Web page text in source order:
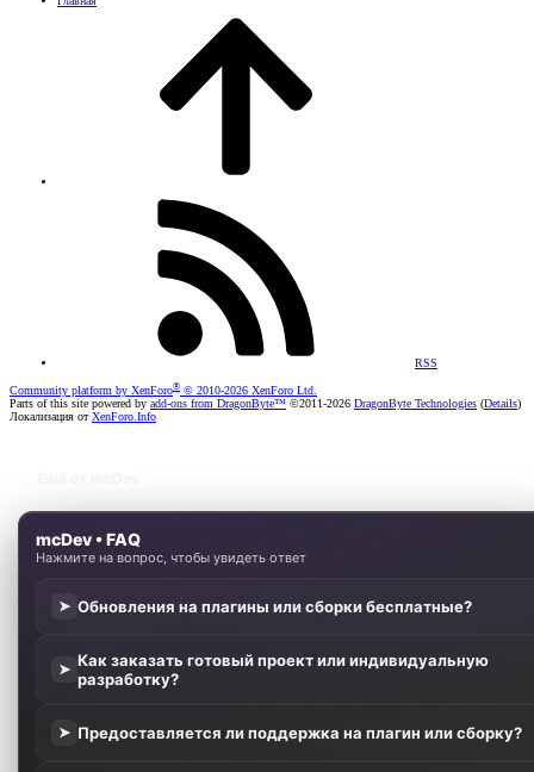
RSS
Community platform by XenForo® © 2010-2026 XenForo Ltd.
Parts of this site powered by add-ons from DragonByte™ ©2011-2026 DragonByte Technologies (Details)
Локализация отXenForo.Info
mcDev • FAQ
Нажмите на вопрос, чтобы увидеть ответ
➤ Обновления на плагины или сборки бесплатные?
➤ Как заказать готовый проект или индивидуальную
разработку?
➤ Предоставляется ли поддержка на плагин или сборку?